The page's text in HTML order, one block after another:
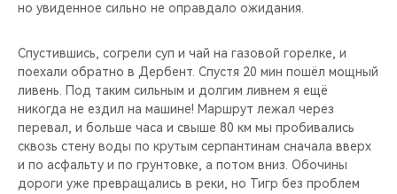
но увиденное сильно не оправдало ожидания.
Спустившись, согрели суп и чай на газовой горелке, и
поехали обратно в Дербент. Спустя 20 мин пошёл мощный
ливень. Под таким сильным и долгим ливнем я ещё
никогда не ездил на машине! Маршрут лежал через
перевал, и больше часа и свыше 80 км мы пробивались
сквозь стену воды по крутым серпантинам сначала вверх
и по асфальту и по грунтовке, а потом вниз. Обочины
дороги уже превращались в реки, но Тигр без проблем